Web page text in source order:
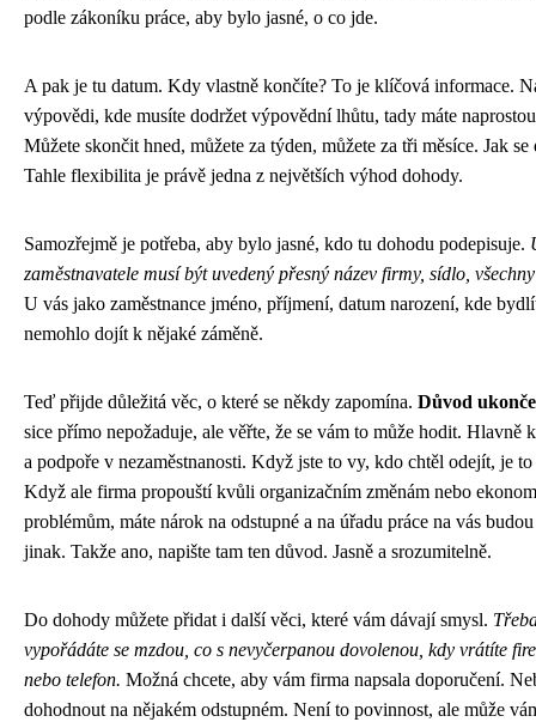
podle zákoníku práce, aby bylo jasné, o co jde.
A pak je tu datum. Kdy vlastně končíte? To je klíčová informace.
výpovědi, kde musíte dodržet výpovědní lhůtu, tady máte
Můžete skončit hned, můžete za týden, můžete za tři měsíce. Jak
Tahle flexibilita je právě jedna z největších výhod dohody.
Samozřejmě je potřeba, aby bylo jasné, kdo tu dohodu podepisuje.
zaměstnavatele musí být uvedený přesný název firmy, sídlo,
U vás jako zaměstnance jméno, příjmení, datum narození, kde
nemohlo dojít k nějaké záměně.
Teď přijde důležitá věc, o které se někdy zapomína. Důvod
sice přímo nepožaduje, ale věřte, že se vám to může hodit. Hlavně
a podpoře v nezaměstnanosti. Když jste to vy, kdo chtěl odejít, je to
Když ale firma propouští kvůli organizačním změnám nebo
problémům, máte nárok na odstupné a na úřadu práce na vás
jinak. Takže ano, napište tam ten důvod. Jasně a srozumitelně.
Do dohody můžete přidat i další věci, které vám dávají smysl.
vypořádáte se mzdou, co s nevyčerpanou dovolenou, kdy vrátíte
nebo telefon. Možná chcete, aby vám firma napsala doporučení.
dohodnout na nějakém odstupném. Není to povinnost, ale může